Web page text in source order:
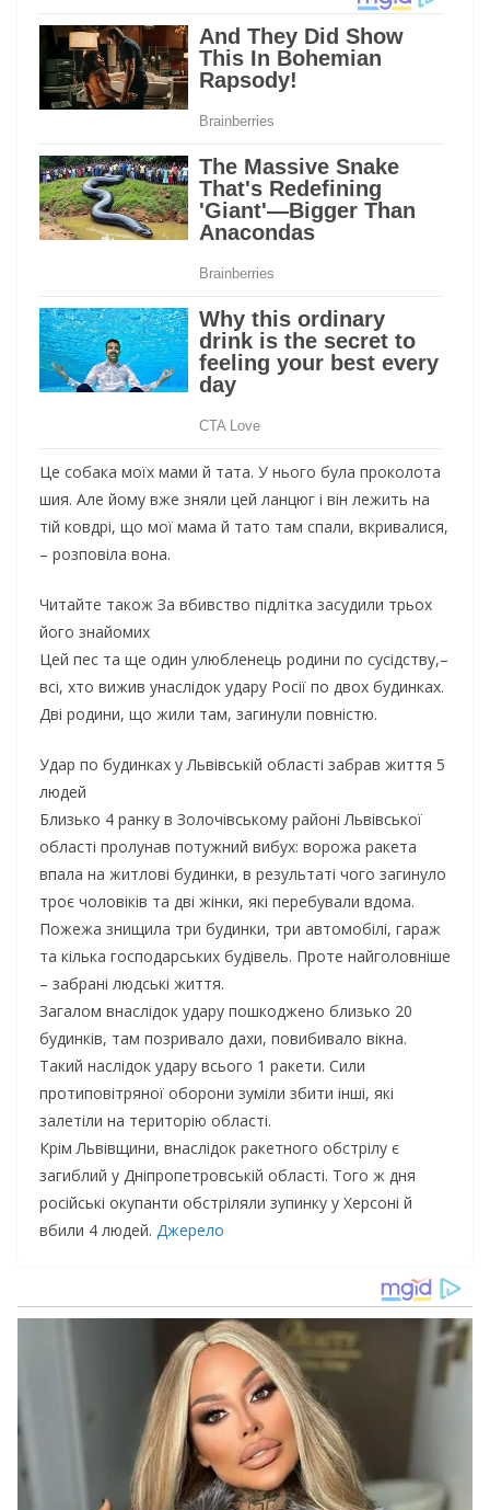
Це собака моїх мами й тата. У нього була проколота
шия. Але йому вже зняли цей ланцюг і він лежить на
тій ковдрі, що мої мама й тато там спали, вкривалися,
– розповіла вона.
Читайте також За вбивство підлітка засудили трьох
його знайомих
Цей пес та ще один улюбленець родини по сусідству,–
всі, хто вижив унаслідок удару Росії по двох будинках.
Дві родини, що жили там, загинули повністю.
Удар по будинках у Львівській області забрав життя 5
людей
Близько 4 ранку в Золочівському районі Львівської
області пролунав потужний вибух: ворожа ракета
впала на житлові будинки, в результаті чого загинуло
троє чоловіків та дві жінки, які перебували вдома.
Пожежа знищила три будинки, три автомобілі, гараж
та кілька господарських будівель. Проте найголовніше
– забрані людські життя.
Загалом внаслідок удару пошкоджено близько 20
будинків, там позривало дахи, повибивало вікна.
Такий наслідок удару всього 1 ракети. Сили
протиповітряної оборони зуміли збити інші, які
залетіли на територію області.
Крім Львівщини, внаслідок ракетного обстрілу є
загиблий у Дніпропетровській області. Того ж дня
російські окупанти обстріляли зупинку у Херсоні й
вбили 4 людей. Джерело